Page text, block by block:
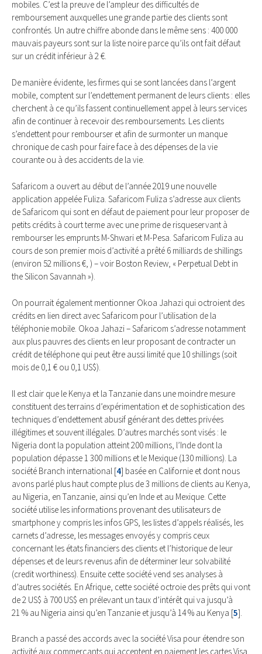
mobiles. C’est la preuve de l’ampleur des difficultés de
remboursement auxquelles une grande partie des clients sont
confrontés. Un autre chiffre abonde dans le même sens : 400 000
mauvais payeurs sont sur la liste noire parce qu’ils ont fait défaut
sur un crédit inférieur à 2 €.
De manière évidente, les firmes qui se sont lancées dans l’argent
mobile, comptent sur l’endettement permanent de leurs clients : elles
cherchent à ce qu’ils fassent continuellement appel à leurs services
afin de continuer à recevoir des remboursements. Les clients
s’endettent pour rembourser et afin de surmonter un manque
chronique de cash pour faire face à des dépenses de la vie
courante ou à des accidents de la vie.
Safaricom a ouvert au début de l’année 2019 une nouvelle
application appelée Fuliza. Safaricom Fuliza s’adresse aux clients
de Safaricom qui sont en défaut de paiement pour leur proposer de
petits crédits à court terme avec une prime de risqueservant à
rembourser les emprunts M-Shwari et M-Pesa. Safaricom Fuliza au
cours de son premier mois d’activité a prêté 6 milliards de shillings
(environ 52 millions €, ) – voir Boston Review, « Perpetual Debt in
the Silicon Savannah »).
On pourrait également mentionner Okoa Jahazi qui octroient des
crédits en lien direct avec Safaricom pour l’utilisation de la
téléphonie mobile. Okoa Jahazi – Safaricom s’adresse notamment
aux plus pauvres des clients en leur proposant de contracter un
crédit de téléphone qui peut être aussi limité que 10 shillings (soit
mois de 0,1 € ou 0,1 US$).
Il est clair que le Kenya et la Tanzanie dans une moindre mesure
constituent des terrains d’expérimentation et de sophistication des
techniques d’endettement abusif générant des dettes privées
illégitimes et souvent illégales. D’autres marchés sont visés : le
Nigeria dont la population atteint 200 millions, l’Inde dont la
population dépasse 1 300 millions et le Mexique (130 millions). La
société Branch international [4] basée en Californie et dont nous
avons parlé plus haut compte plus de 3 millions de clients au Kenya,
au Nigeria, en Tanzanie, ainsi qu’en Inde et au Mexique. Cette
société utilise les informations provenant des utilisateurs de
smartphone y compris les infos GPS, les listes d’appels réalisés, les
carnets d’adresse, les messages envoyés y compris ceux
concernant les états financiers des clients et l’historique de leur
dépenses et de leurs revenus afin de déterminer leur solvabilité
(credit worthiness). Ensuite cette société vend ses analyses à
d’autres sociétés. En Afrique, cette société octroie des prêts qui vont
de 2 US$ à 700 US$ en prélevant un taux d’intérêt qui va jusqu’à
21 % au Nigeria ainsi qu’en Tanzanie et jusqu’à 14 % au Kenya [5]
Branch a passé des accords avec la société Visa pour étendre son
activité aux commerçants qui acceptent en paiement les cartes Visa.